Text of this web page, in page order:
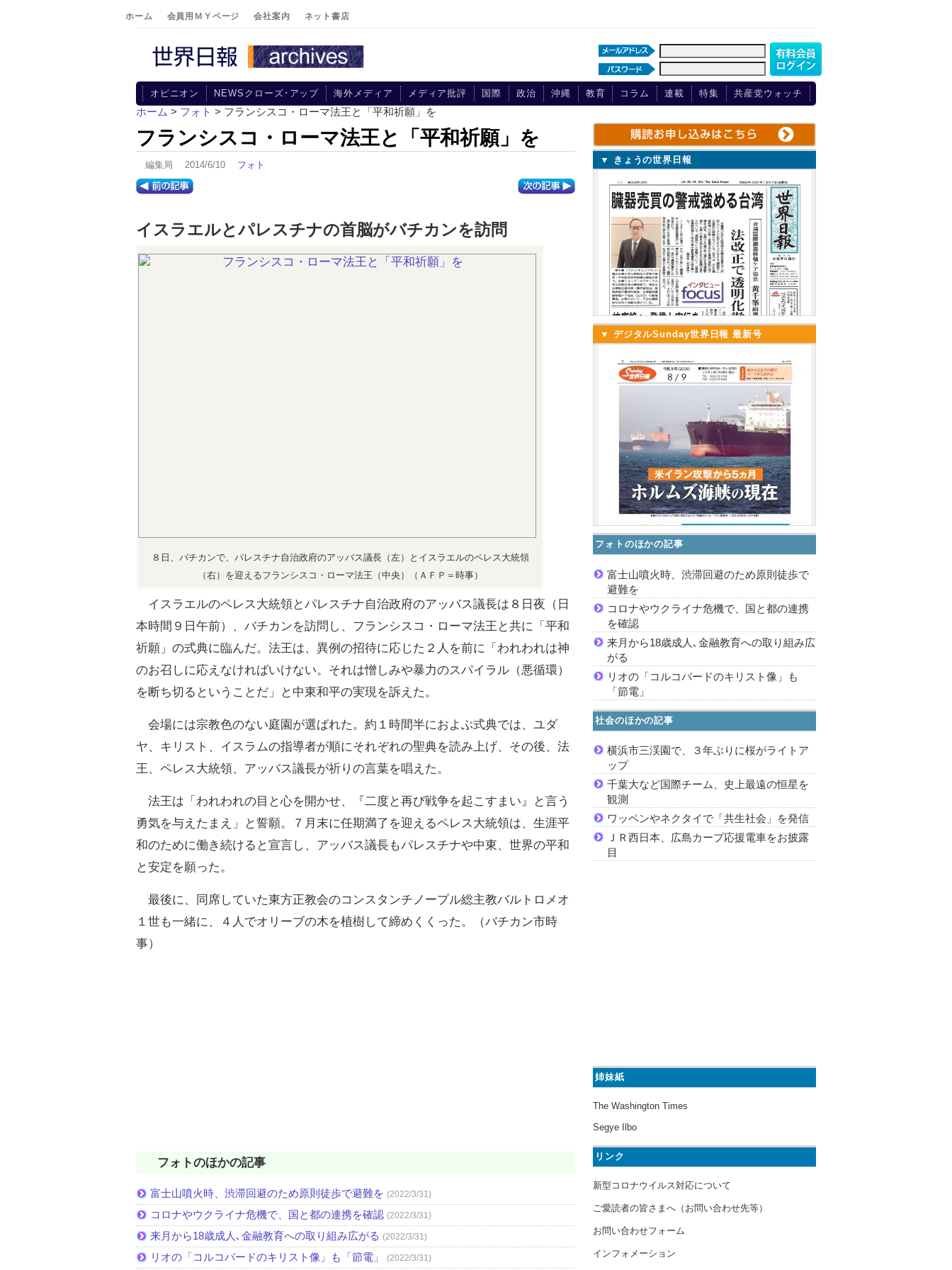
ホーム 会員用ＭＹページ 会社案内 ネット書店
オピニオン NEWSクローズ･アップ 海外メディア メディア批評 国際 政治 沖縄 教育 コラム 連載 特集 共産党ウォッチ
ホーム > フォト > フランシスコ・ローマ法王と「平和祈願」を
フランシスコ・ローマ法王と「平和祈願」を
編集局 2014/6/10 フォト
イスラエルとパレスチナの首脳がバチカンを訪問
８日、バチカンで、パレスチナ自治政府のアッバス議長（左）とイスラエルのペレス大統領
（右）を迎えるフランシスコ・ローマ法王（中央）（ＡＦＰ＝時事）
イスラエルのペレス大統領とパレスチナ自治政府のアッバス議長は８日夜（日
本時間９日午前）、バチカンを訪問し、フランシスコ・ローマ法王と共に「平和
祈願」の式典に臨んだ。法王は、異例の招待に応じた２人を前に「われわれは神
のお召しに応えなければいけない。それは憎しみや暴力のスパイラル（悪循環）
を断ち切るということだ」と中東和平の実現を訴えた。
会場には宗教色のない庭園が選ばれた。約１時間半におよぶ式典では、ユダ
ヤ、キリスト、イスラムの指導者が順にそれぞれの聖典を読み上げ、その後、法
王、ペレス大統領、アッバス議長が祈りの言葉を唱えた。
法王は「われわれの目と心を開かせ、『二度と再び戦争を起こすまい』と言う
勇気を与えたまえ」と誓願。７月末に任期満了を迎えるペレス大統領は、生涯平
和のために働き続けると宣言し、アッバス議長もパレスチナや中東、世界の平和
と安定を願った。
最後に、同席していた東方正教会のコンスタンチノープル総主教バルトロメオ
１世も一緒に、４人でオリーブの木を植樹して締めくくった。（バチカン市時
事）
フォトのほかの記事
富士山噴火時、渋滞回避のため原則徒歩で避難を (2022/3/31)
コロナやウクライナ危機で、国と都の連携を確認 (2022/3/31)
来月から18歳成人､金融教育への取り組み広がる (2022/3/31)
リオの「コルコバードのキリスト像」も「節電」 (2022/3/31)
▼ きょうの世界日報
▼ デジタルSunday世界日報 最新号
フォトのほかの記事
富士山噴火時、渋滞回避のため原則徒歩で
避難を
コロナやウクライナ危機で、国と都の連携
を確認
来月から18歳成人､金融教育への取り組み広
がる
リオの「コルコバードのキリスト像」も
「節電」
社会のほかの記事
横浜市三渓園で、３年ぶりに桜がライトア
ップ
千葉大など国際チーム、史上最遠の恒星を
観測
ワッペンやネクタイで「共生社会」を発信
ＪＲ西日本、広島カープ応援電車をお披露
目
姉妹紙
The Washington Times
Segye Ilbo
リンク
新型コロナウイルス対応について
ご愛読者の皆さまへ（お問い合わせ先等）
お問い合わせフォーム
インフォメーション